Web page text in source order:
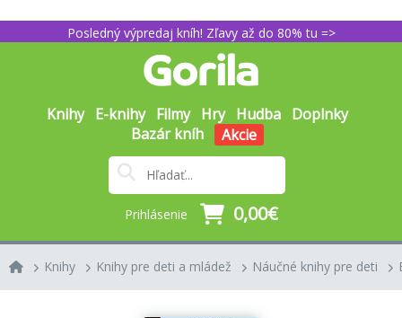
Posledný výpredaj kníh! Zľavy až do 80% tu =>
Knihy E-knihy Filmy Hry Hudba Doplnky
Bazár kníh
Akcie
Prihlásenie 0,00€
Knihy Knihy pre deti a mládež Náučné knihy pre deti